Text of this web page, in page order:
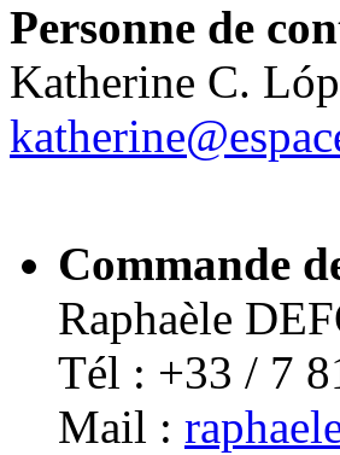
Personne de
Katherine C.
Commande
Raphaèle
Tél : +33 / 7
Mail :